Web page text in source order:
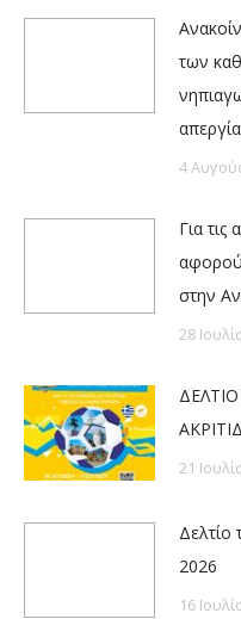
των
4
Για
στην
28
21
Δελτίο
2026
16